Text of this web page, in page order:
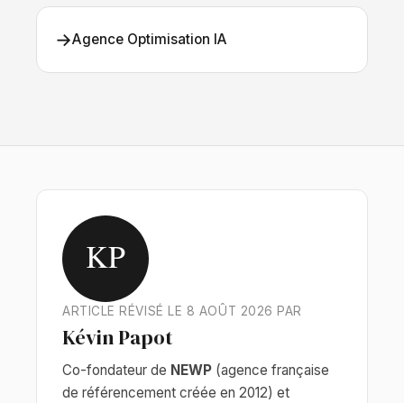
→Agence Optimisation IA
KP
ARTICLE RÉVISÉ LE 8 AOÛT 2026 PAR
Kévin Papot
Co-fondateur de NEWP (agence française
de référencement créée en 2012) et